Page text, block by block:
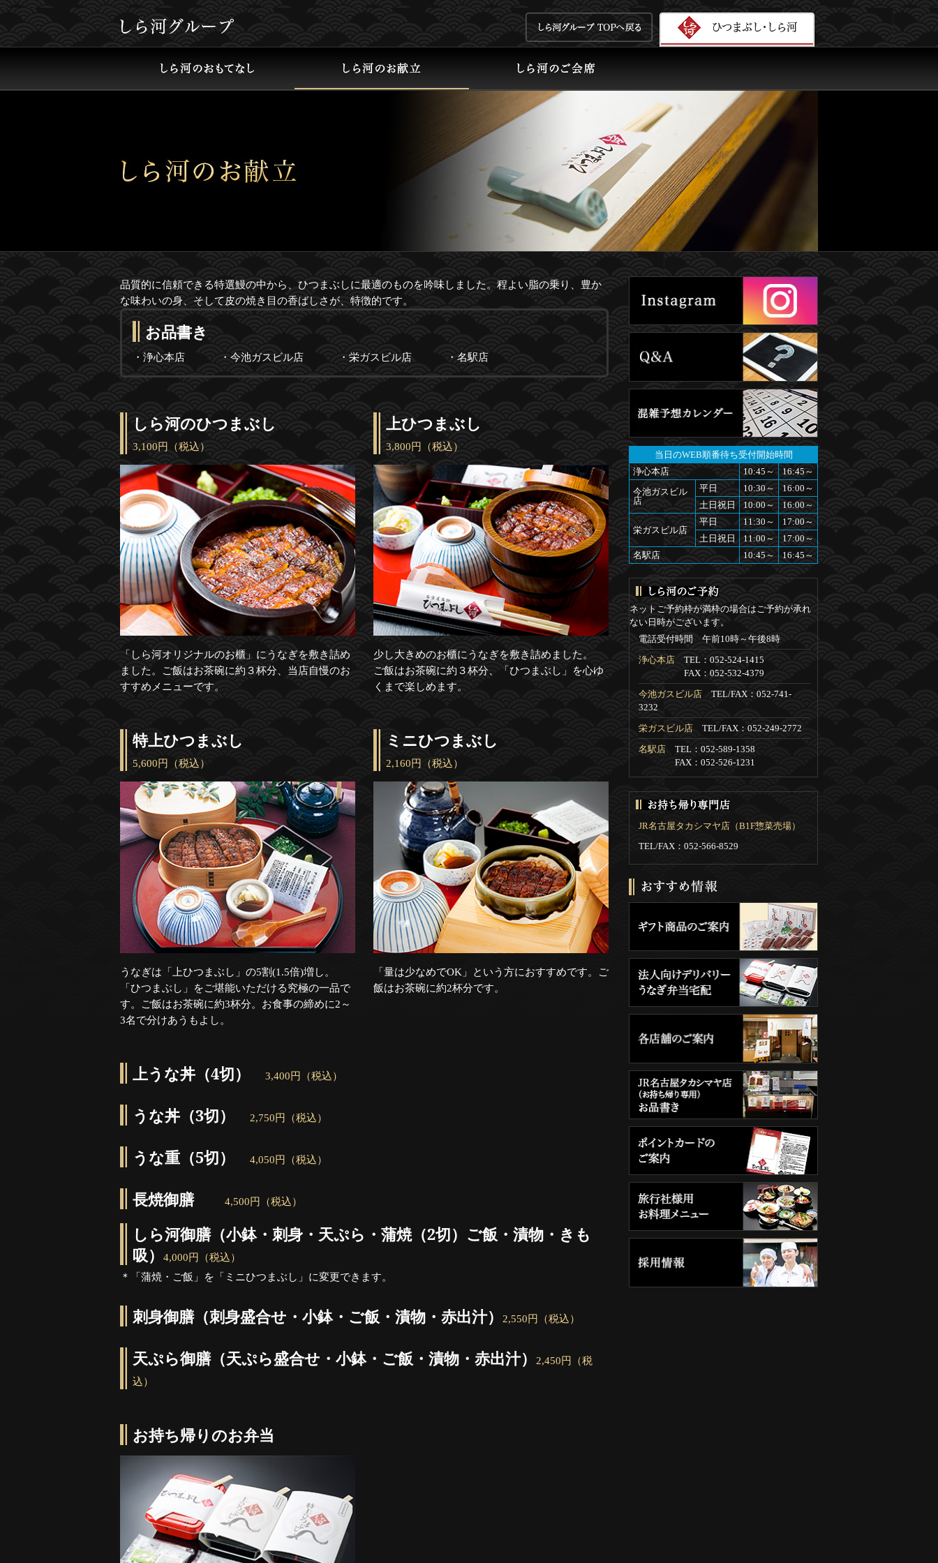
品質的に信頼できる特選鰻の中から、ひつまぶしに最適のものを吟味しました。程よい脂の乗り、豊か
な味わいの身、そして皮の焼き目の香ばしさが、特徴的です。
お品書き
・浄心本店 ・今池ガスビル店 ・栄ガスビル店 ・名駅店
しら河のひつまぶし
3,100円（税込）
「しら河オリジナルのお櫃」にうなぎを敷き詰め
ました。ご飯はお茶碗に約３杯分、当店自慢のお
すすめメニューです。
上ひつまぶし
3,800円（税込）
少し大きめのお櫃にうなぎを敷き詰めました。
ご飯はお茶碗に約３杯分、「ひつまぶし」を心ゆ
くまで楽しめます。
特上ひつまぶし
5,600円（税込）
うなぎは「上ひつまぶし」の5割(1.5倍)増し。
「ひつまぶし」をご堪能いただける究極の一品で
す。ご飯はお茶碗に約3杯分。お食事の締めに2～
3名で分けあうもよし。
ミニひつまぶし
2,160円（税込）
「量は少なめでOK」という方におすすめです。ご
飯はお茶碗に約2杯分です。
上うな丼（4切） 3,400円（税込）
うな丼（3切） 2,750円（税込）
うな重（5切） 4,050円（税込）
長焼御膳 4,500円（税込）
しら河御膳（小鉢・刺身・天ぷら・蒲焼（2切）ご飯・漬物・きも
吸）
4,000円（税込）
＊「蒲焼・ご飯」を「ミニひつまぶし」に変更できます。
刺身御膳（刺身盛合せ・小鉢・ご飯・漬物・赤出汁） 2,550円（税込）
天ぷら御膳（天ぷら盛合せ・小鉢・ご飯・漬物・赤出汁）
2,450円（税
込）
お持ち帰りのお弁当
当日のWEB順番待ち受付開始時間
浄心本店
10:45～
16:45～
今池ガスビル
店
平日 10:30～
16:00～
土日祝日
10:00～ 16:00～
栄ガスビル店
平日 11:30～
17:00～
土日祝日
11:00～
17:00～
名駅店
10:45～ 16:45～
ネットご予約枠が満枠の場合はご予約が承れ
ない日時がございます。
電話受付時間 午前10時～午後8時
浄心本店
TEL：052-524-1415
FAX：052-532-4379
今池ガスビル店
TEL/FAX：052-741-
3232
栄ガスビル店
TEL/FAX：052-249-2772
名駅店
TEL：052-589-1358
FAX：052-526-1231
JR名古屋タカシマヤ店（B1F惣菜売場）
TEL/FAX：052-566-8529